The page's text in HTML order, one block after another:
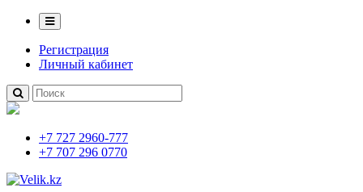
Регистрация
Личный кабинет
+7 727 2960-777
+7 707 296 0770